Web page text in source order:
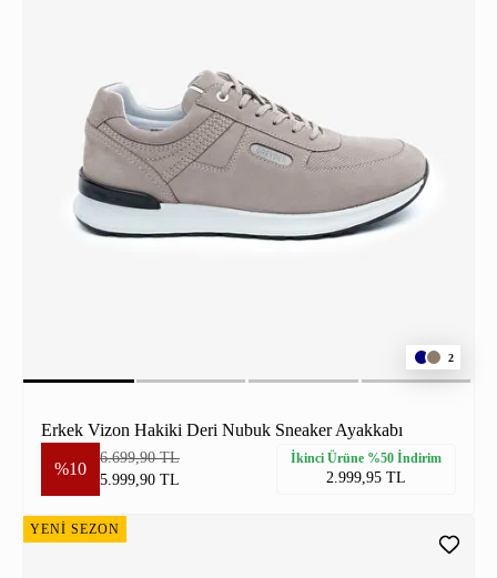
2
Erkek Vizon Hakiki Deri Nubuk Sneaker Ayakkabı
%10
6.699,90 TL
5.999,90 TL
İkinci Ürüne %50 İndirim
2.999,95 TL
YENİ SEZON